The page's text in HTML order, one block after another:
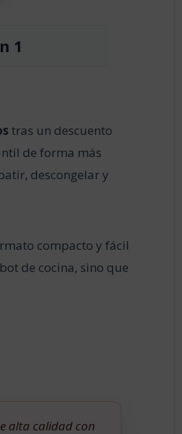
1
tras un descuento
de forma más
descongelar y
compacto y fácil
de cocina, sino que
alta calidad con